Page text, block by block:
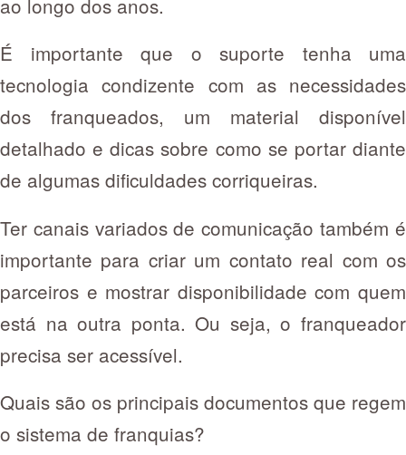
É importante que o suporte tenha uma
tecnologia condizente com as necessidades
dos franqueados, um material disponível
detalhado e dicas sobre como se portar diante
de algumas dificuldades corriqueiras.
Ter canais variados de comunicação também é
importante para criar um contato real com os
parceiros e mostrar disponibilidade com quem
está na outra ponta. Ou seja, o franqueador
precisa ser acessível.
Quais são os principais documentos que regem
o sistema de franquias?